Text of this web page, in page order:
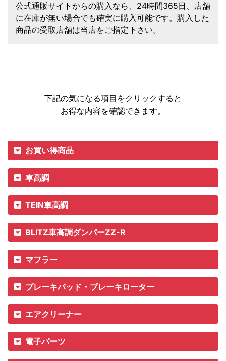
公式通販サイトからの購入なら、24時間365日、店舗
に在庫が無い場合でも確実に購入可能です。購入した
商品の受取店舗は当店をご指定下さい。
下記の気になる項目をクリックすると
お得な内容を確認できます。
お買い得商品
車高調
TEIN車高調
BLITZ車高調ダンパーZZ-R
マフラー
ブレーキパッド・ブレーキローター
エアクリーナー
電子パーツ